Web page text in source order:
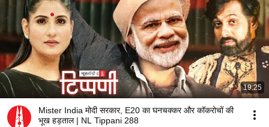
19:25
Mister India मोदी सरकार, E20 का घनचक्कर और कॉकरोचों की
भूख हड़ताल | NL Tippani 288